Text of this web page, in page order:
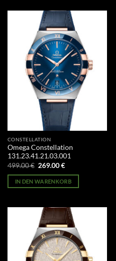
CONSTELLATION
Omega Constellation
131.23.41.21.03.001
499.00€ Ursprünglicher
war:
499.00 €
269.00€Aktueller
ist:
269.00 €.
IN DEN WARENKORB